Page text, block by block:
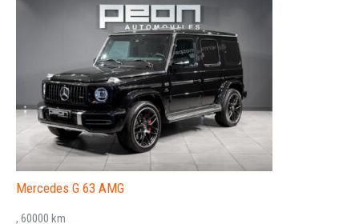
Mercedes G 63 AMG
, 60000 km